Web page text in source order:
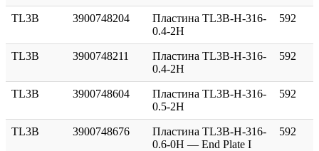
TL3B 3900748204
Пластина TL3B-H-316-
0.4-2H
592
TL3B 3900748211
Пластина TL3B-H-316-
0.4-2H
592
TL3B 3900748604
Пластина TL3B-H-316-
0.5-2H
592
TL3B 3900748676
Пластина TL3B-H-316-
0.6-0H — End Plate I
592